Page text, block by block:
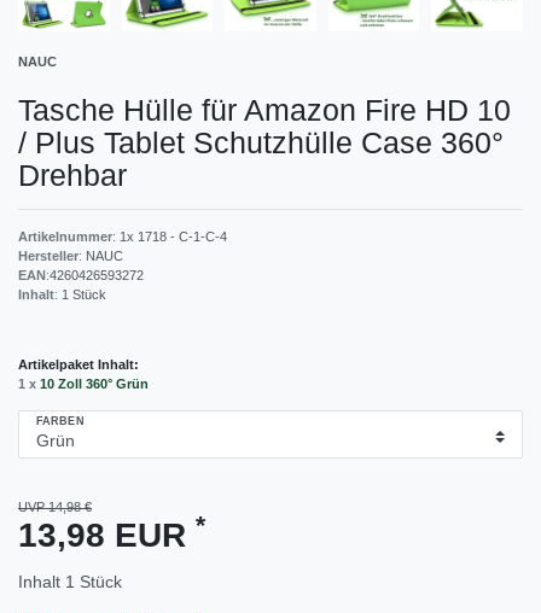
NAUC
Tasche Hülle für Amazon Fire HD 10
/ Plus Tablet Schutzhülle Case 360°
Drehbar
Artikelnummer: 1x 1718 - C-1-C-4
Hersteller: NAUC
EAN:4260426593272
Inhalt: 1 Stück
Artikelpaket Inhalt:
1 x 10 Zoll 360° Grün
FARBEN
UVP 14,98 €
13,98 EUR *
Inhalt 1 Stück